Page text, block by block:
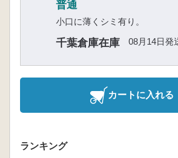
普通
小口に薄くシミ有り。
千葉倉庫在庫 08月14日発
カートに入れる
ランキング